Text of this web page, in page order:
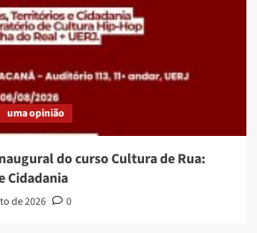
uma opinião
do curso Cultura de Rua:
Cidadania
de 2026 0